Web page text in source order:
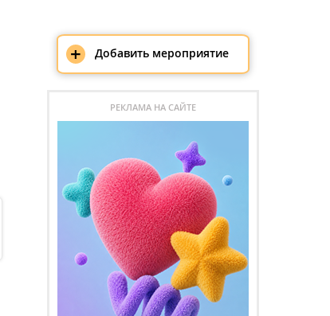
+ Добавить мероприятие
РЕКЛАМА НА САЙТЕ